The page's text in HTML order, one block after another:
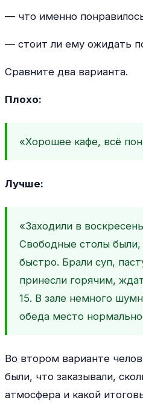
— что именно
— стоит ли ему ожидать
Сравните два варианта.
Плохо:
«Хорошее кафе, всё
Лучше:
«Заходили в
Свободные столы были,
быстро. Брали суп,
принесли горячим,
15. В зале немного
обеда место
Во втором варианте
были, что заказывали,
атмосфера и какой